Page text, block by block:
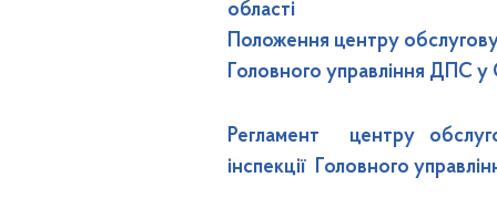
області
Положення центру
Головного управління ДПС у
Регламент центру
інспекції Головного